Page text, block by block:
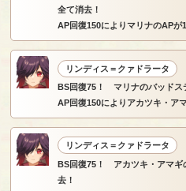
全て消去！
AP回復150によりマリナのAPが
リンディス＝クァドラータ
BS回復75！ マリナのバッドス
AP回復150によりアカツキ・ア
リンディス＝クァドラータ
BS回復75！ アカツキ・アマギ
去！